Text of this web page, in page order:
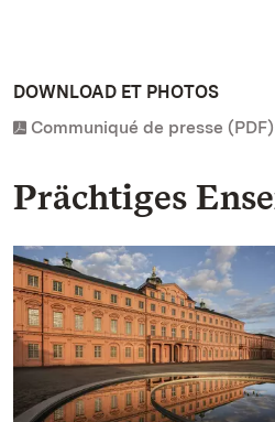
DOWNLOAD ET PHOTOS
Communiqué de presse (PDF)
Prächtiges